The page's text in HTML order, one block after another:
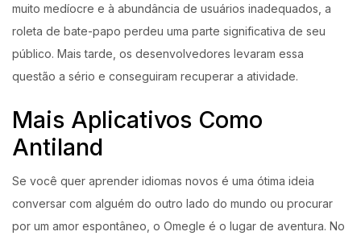
muito medíocre e à abundância de usuários inadequados, a
roleta de bate-papo perdeu uma parte significativa de seu
público. Mais tarde, os desenvolvedores levaram essa
questão a sério e conseguiram recuperar a atividade.
Mais Aplicativos Como
Antiland
Se você quer aprender idiomas novos é uma ótima ideia
conversar com alguém do outro lado do mundo ou procurar
por um amor espontâneo, o Omegle é o lugar de aventura. No